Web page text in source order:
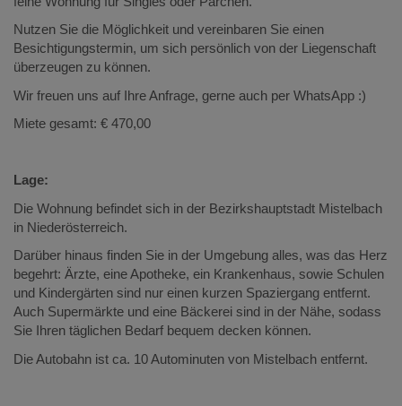
Nutzen Sie die Möglichkeit und vereinbaren Sie einen
Besichtigungstermin, um sich persönlich von der Liegenschaft
überzeugen zu können.
Wir freuen uns auf Ihre Anfrage, gerne auch per WhatsApp :)
Miete gesamt: € 470,00
Lage:
Die Wohnung befindet sich in der Bezirkshauptstadt Mistelbach
in Niederösterreich.
Darüber hinaus finden Sie in der Umgebung alles, was das Herz
begehrt: Ärzte, eine Apotheke, ein Krankenhaus, sowie Schulen
und Kindergärten sind nur einen kurzen Spaziergang entfernt.
Auch Supermärkte und eine Bäckerei sind in der Nähe, sodass
Sie Ihren täglichen Bedarf bequem decken können.
Die Autobahn ist ca. 10 Autominuten von Mistelbach entfernt.